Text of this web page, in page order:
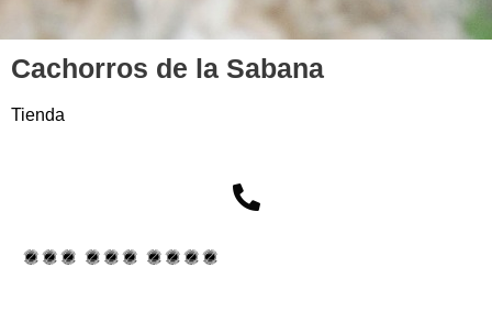
Cachorros de la Sabana
Tienda
313 357 4687